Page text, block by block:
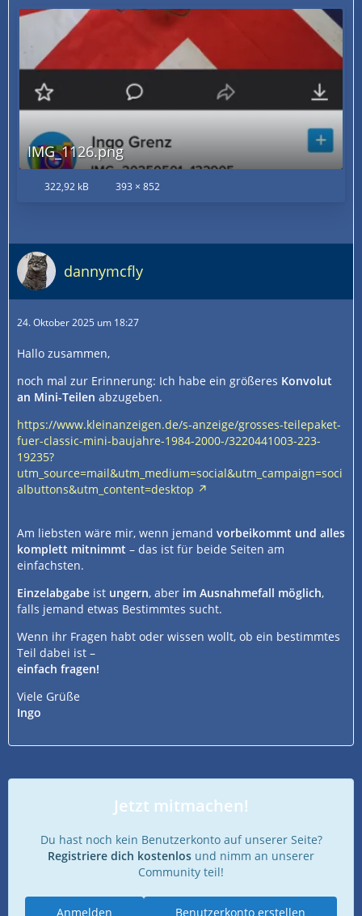
IMG_1126.png
322,92 kB 393 × 852
dannymcfly
24. Oktober 2025 um 18:27
Hallo zusammen,
noch mal zur Erinnerung: Ich habe ein größeres Konvolut
an Mini-Teilen abzugeben.
https://www.kleinanzeigen.de/s-anzeige/grosses-teilepaket-
fuer-classic-mini-baujahre-1984-2000-/3220441003-223-
19235?
utm_source=mail&utm_medium=social&utm_campaign=soci
albuttons&utm_content=desktop
Am liebsten wäre mir, wenn jemand vorbeikommt und alles
komplett mitnimmt – das ist für beide Seiten am
einfachsten.
Einzelabgabe ist ungern, aber im Ausnahmefall möglich,
falls jemand etwas Bestimmtes sucht.
Wenn ihr Fragen habt oder wissen wollt, ob ein bestimmtes
Teil dabei ist –
einfach fragen!
Viele Grüße
Ingo
Jetzt mitmachen!
Du hast noch kein Benutzerkonto auf unserer Seite?
Registriere dich kostenlos und nimm an unserer
Community teil!
Benutzerkonto erstellen
Anmelden